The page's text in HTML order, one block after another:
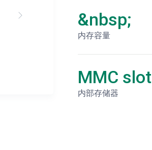
&nbsp;
内存容量
MMC slot
内部存储器